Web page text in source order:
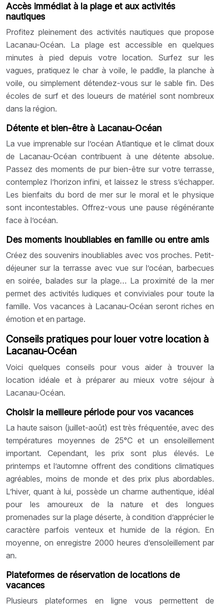
Accès immédiat à la plage et aux activités
nautiques
Profitez pleinement des activités nautiques que propose
Lacanau-Océan. La plage est accessible en quelques
minutes à pied depuis votre location. Surfez sur les
vagues, pratiquez le char à voile, le paddle, la planche à
voile, ou simplement détendez-vous sur le sable fin. Des
écoles de surf et des loueurs de matériel sont nombreux
dans la région.
Détente et bien-être à Lacanau-Océan
La vue imprenable sur l’océan Atlantique et le climat doux
de Lacanau-Océan contribuent à une détente absolue.
Passez des moments de pur bien-être sur votre terrasse,
contemplez l’horizon infini, et laissez le stress s’échapper.
Les bienfaits du bord de mer sur le moral et le physique
sont incontestables. Offrez-vous une pause régénérante
face à l’océan.
Des moments inoubliables en famille ou entre amis
Créez des souvenirs inoubliables avec vos proches. Petit-
déjeuner sur la terrasse avec vue sur l’océan, barbecues
en soirée, balades sur la plage… La proximité de la mer
permet des activités ludiques et conviviales pour toute la
famille. Vos vacances à Lacanau-Océan seront riches en
émotion et en partage.
Conseils pratiques pour louer votre location à
Lacanau-Océan
Voici quelques conseils pour vous aider à trouver la
location idéale et à préparer au mieux votre séjour à
Lacanau-Océan.
Choisir la meilleure période pour vos vacances
La haute saison (juillet-août) est très fréquentée, avec des
températures moyennes de 25°C et un ensoleillement
important. Cependant, les prix sont plus élevés. Le
printemps et l’automne offrent des conditions climatiques
agréables, moins de monde et des prix plus abordables.
L’hiver, quant à lui, possède un charme authentique, idéal
pour les amoureux de la nature et des longues
promenades sur la plage déserte, à condition d’apprécier le
caractère parfois venteux et humide de la région. En
moyenne, on enregistre 2000 heures d’ensoleillement par
an.
Plateformes de réservation de locations de
vacances
Plusieurs plateformes en ligne vous permettent de